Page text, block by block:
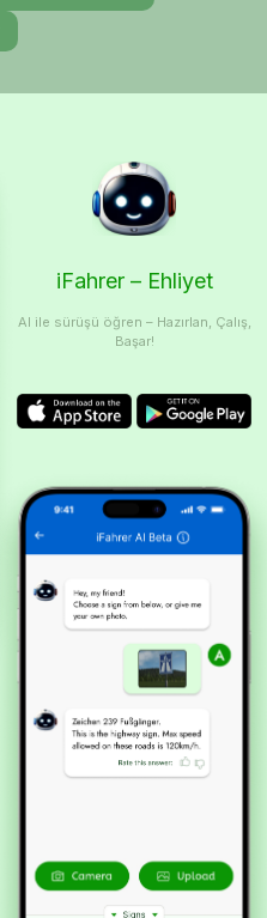
iFahrer – Ehliyet
AI ile sürüşü öğren – Hazırlan, Çalış,
Başar!